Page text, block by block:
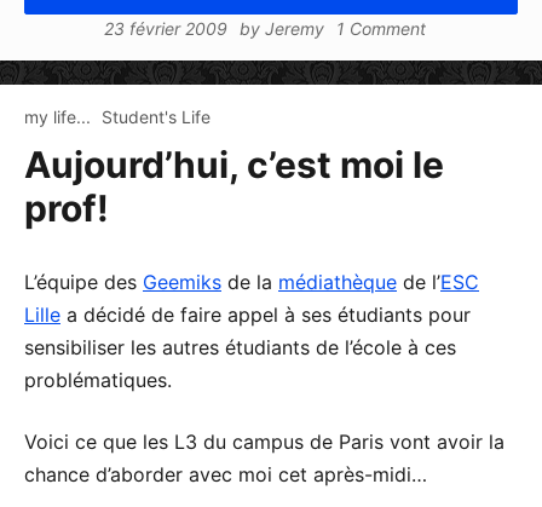
23 février 2009 by Jeremy 1 Comment
my life... Student's Life
Aujourd’hui, c’est moi le
prof!
L’équipe des Geemiks de la médiathèque de l’ESC
Lille a décidé de faire appel à ses étudiants pour
sensibiliser les autres étudiants de l’école à ces
problématiques.
Voici ce que les L3 du campus de Paris vont avoir la
chance d’aborder avec moi cet après-midi…